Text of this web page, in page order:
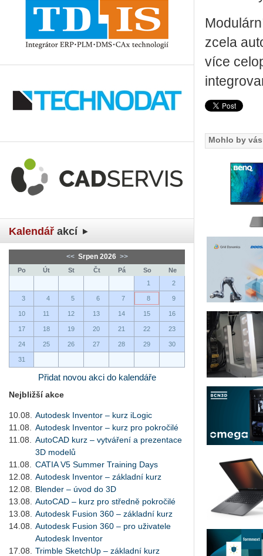
Kalendář akcí
<< Srpen 2026 >>
Po Út St Čt Pá So
Ne
1
2
3 4 5 6 7 8 9
10 11 12 13 14 15 16
17 18 19 20 21 22 23
24 25 26 27 28 29 30
31
Přidat novou akci do kalendáře
Nejbližší akce
10.08.
Autodesk Inventor – kurz iLogic
11.08.
Autodesk Inventor – kurz pro pokročilé
11.08.
AutoCAD kurz – vytváření a prezentace
3D modelů
11.08.
CATIA V5 Summer Training Days
12.08.
Autodesk Inventor – základní kurz
12.08.
Blender – úvod do 3D
13.08.
AutoCAD – kurz pro středně pokročilé
13.08.
Autodesk Fusion 360 – základní kurz
14.08.
Autodesk Fusion 360 – pro uživatele
Autodesk Inventor
17.08.
Trimble SketchUp – základní kurz
zcela
více
Mohlo by